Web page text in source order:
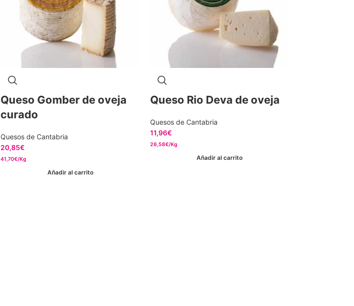
Queso Gomber de oveja
curado
Quesos de Cantabria
20,85€
41,70€/Kg
Añadir al carrito
Queso Rio Deva de oveja
Quesos de Cantabria
11,96€
26,58€/Kg
Añadir al carrito